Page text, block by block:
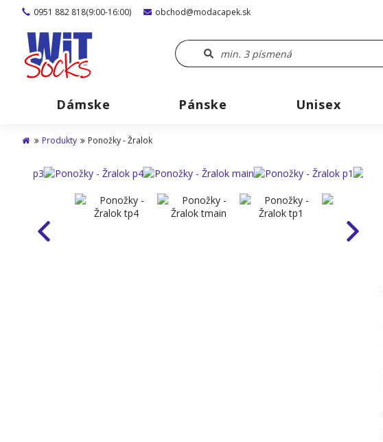
0951 882 818(9:00-16:00) obchod@modacapek.sk
Dámske Pánske Unisex
Produkty Ponožky - Žralok